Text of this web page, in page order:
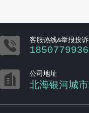
 客服热线&举报投诉
 公司地址
北海银河城